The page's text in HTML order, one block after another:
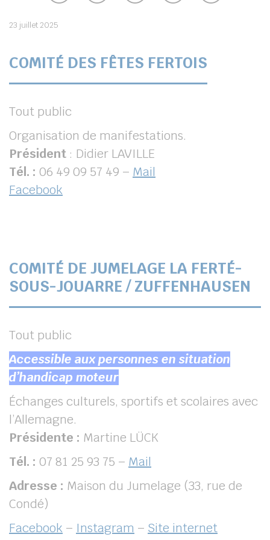
23 juillet 2025
COMITÉ DES FÊTES FERTOIS
Tout public
Organisation de manifestations.
Président : Didier LAVILLE
Tél. : 06 49 09 57 49 – Mail
Facebook
COMITÉ DE JUMELAGE LA FERTÉ-
SOUS-JOUARRE / ZUFFENHAUSEN
Tout public
Accessible aux personnes en situation
d’handicap moteur
Échanges culturels, sportifs et scolaires avec
l’Allemagne.
Présidente : Martine LÜCK
Tél. : 07 81 25 93 75 – Mail
Adresse : Maison du Jumelage (33, rue de
Condé)
Facebook – Instagram – Site internet